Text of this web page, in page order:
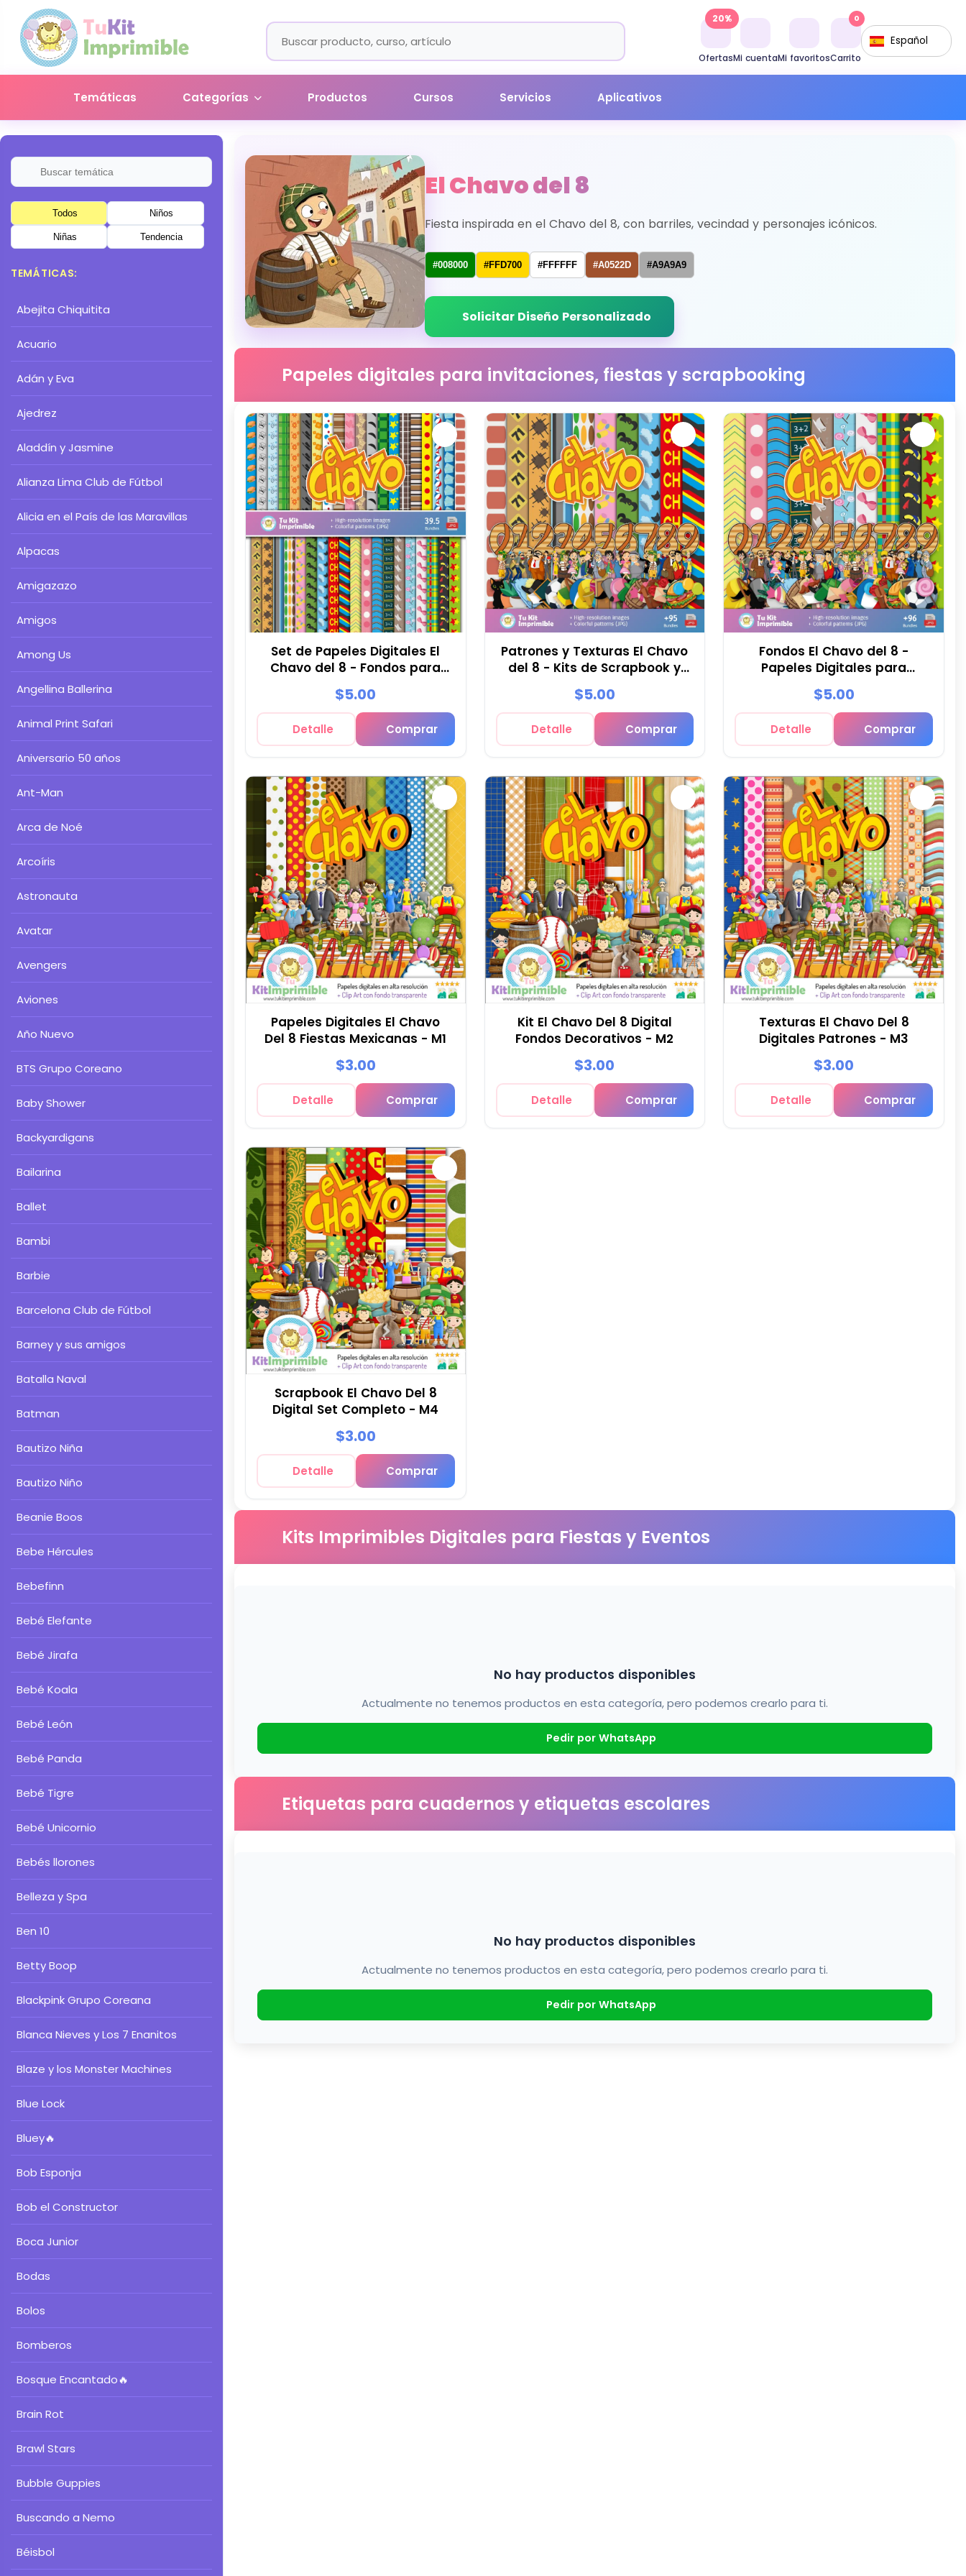
Ofertas
20%
Mi cuentaMi favoritosCarrito
0
Español
Temáticas Categorías Productos Cursos Servicios Aplicativos
Todos Niños
Niñas Tendencia
TEMÁTICAS:
Abejita Chiquitita
Acuario
Adán y Eva
Ajedrez
Aladdín y Jasmine
Alianza Lima Club de Fútbol
Alicia en el País de las Maravillas
Alpacas
Amigazazo
Amigos
Among Us
Angellina Ballerina
Animal Print Safari
Aniversario 50 años
Ant-Man
Arca de Noé
Arcoíris
Astronauta
Avatar
Avengers
Aviones
Año Nuevo
BTS Grupo Coreano
Baby Shower
Backyardigans
Bailarina
Ballet
Bambi
Barbie
Barcelona Club de Fútbol
Barney y sus amigos
Batalla Naval
Batman
Bautizo Niña
Bautizo Niño
Beanie Boos
Bebe Hércules
Bebefinn
Bebé Elefante
Bebé Jirafa
Bebé Koala
Bebé León
Bebé Panda
Bebé Tigre
Bebé Unicornio
Bebés llorones
Belleza y Spa
Ben 10
Betty Boop
Blackpink Grupo Coreana
Blanca Nieves y Los 7 Enanitos
Blaze y los Monster Machines
Blue Lock
Bluey🔥
Bob Esponja
Bob el Constructor
Boca Junior
Bodas
Bolos
Bomberos
Bosque Encantado🔥
Brain Rot
Brawl Stars
Bubble Guppies
Buscando a Nemo
Béisbol
El Chavo del 8
Fiesta inspirada en el Chavo del 8, con barriles, vecindad y personajes icónicos.
#008000 #FFD700 #FFFFFF #A0522D #A9A9A9
Solicitar Diseño Personalizado
Papeles digitales para invitaciones, fiestas y scrapbooking
Set de Papeles Digitales El
Chavo del 8 - Fondos para
Fiestas y Scrapbooking
$5.00
Detalle Comprar
Patrones y Texturas El Chavo
del 8 - Kits de Scrapbook y
Fiestas
$5.00
Detalle Comprar
Fondos El Chavo del 8 -
Papeles Digitales para
Decoración
$5.00
Detalle Comprar
Papeles Digitales El Chavo
Del 8 Fiestas Mexicanas - M1
$3.00
Detalle Comprar
Kit El Chavo Del 8 Digital
Fondos Decorativos - M2
$3.00
Detalle Comprar
Texturas El Chavo Del 8
Digitales Patrones - M3
$3.00
Detalle Comprar
Scrapbook El Chavo Del 8
Digital Set Completo - M4
$3.00
Detalle Comprar
Kits Imprimibles Digitales para Fiestas y Eventos
No hay productos disponibles
Actualmente no tenemos productos en esta categoría, pero podemos crearlo para ti.
Pedir por WhatsApp
Etiquetas para cuadernos y etiquetas escolares
No hay productos disponibles
Actualmente no tenemos productos en esta categoría, pero podemos crearlo para ti.
Pedir por WhatsApp